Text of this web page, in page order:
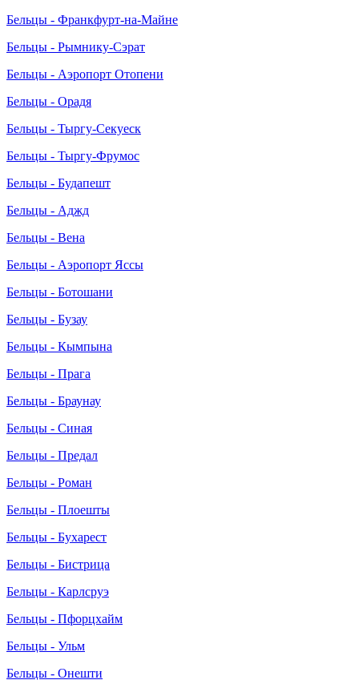
Бельцы - Франкфурт-на-Майне
Бельцы - Рымнику-Сэрат
Бельцы - Аэропорт Отопени
Бельцы - Орадя
Бельцы - Тыргу-Секуеск
Бельцы - Тыргу-Фрумос
Бельцы - Будапешт
Бельцы - Аджд
Бельцы - Вена
Бельцы - Аэропорт Яссы
Бельцы - Ботошани
Бельцы - Бузау
Бельцы - Кымпына
Бельцы - Прага
Бельцы - Браунау
Бельцы - Синая
Бельцы - Предал
Бельцы - Роман
Бельцы - Плоешты
Бельцы - Бухарест
Бельцы - Бистрица
Бельцы - Карлсруэ
Бельцы - Пфорцхайм
Бельцы - Ульм
Бельцы - Онешти